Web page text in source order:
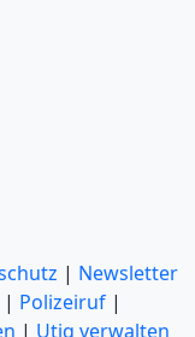
| Newsletter
| Polizeiruf |
| Utiq verwalten